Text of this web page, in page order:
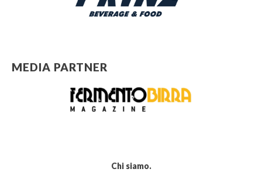
MEDIA PARTNER
Chi siamo